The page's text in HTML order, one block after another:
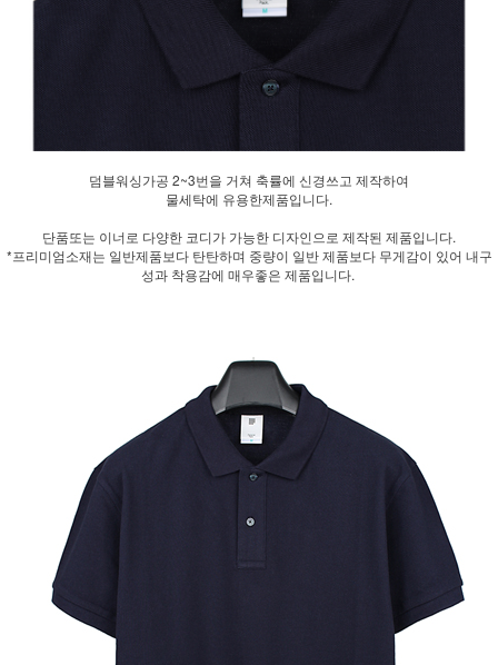
덤블워싱가공 2~3번을 거쳐 축률에 신경쓰고 제작하여
물세탁에 유용한제품입니다.
단품또는 이너로 다양한 코디가 가능한 디자인으로 제작된 제품입니다.
*프리미엄소재는 일반제품보다 탄탄하며 중량이 일반 제품보다 무게감이 있어 내구
성과 착용감에 매우좋은 제품입니다.